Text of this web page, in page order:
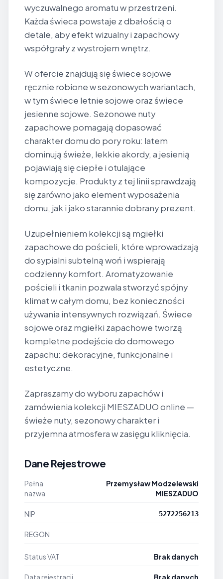
wyczuwalnego aromatu w przestrzeni.
Każda świeca powstaje z dbałością o
detale, aby efekt wizualny i zapachowy
współgrały z wystrojem wnętrz.
W ofercie znajdują się świece sojowe
ręcznie robione w sezonowych wariantach,
w tym świece letnie sojowe oraz świece
jesienne sojowe. Sezonowe nuty
zapachowe pomagają dopasować
charakter domu do pory roku: latem
dominują świeże, lekkie akordy, a jesienią
pojawiają się ciepłe i otulające
kompozycje. Produkty z tej linii sprawdzają
się zarówno jako element wyposażenia
domu, jak i jako starannie dobrany prezent.
Uzupełnieniem kolekcji są mgiełki
zapachowe do pościeli, które wprowadzają
do sypialni subtelną woń i wspierają
codzienny komfort. Aromatyzowanie
pościeli i tkanin pozwala stworzyć spójny
klimat w całym domu, bez konieczności
używania intensywnych rozwiązań. Świece
sojowe oraz mgiełki zapachowe tworzą
kompletne podejście do domowego
zapachu: dekoracyjne, funkcjonalne i
estetyczne.
Zapraszamy do wyboru zapachów i
zamówienia kolekcji MIESZADUO online —
świeże nuty, sezonowy charakter i
przyjemna atmosfera w zasięgu kliknięcia.
Dane Rejestrowe
Pełna
nazwa
Przemysław Modzelewski
MIESZADUO
NIP 5272256213
REGON
Status VAT Brak danych
Data rejestracji Brak danych